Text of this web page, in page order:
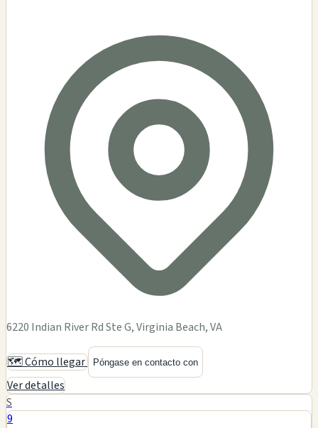
6220 Indian River Rd Ste G, Virginia Beach, VA
🗺️ Cómo llegar Póngase en contacto con
Ver detalles
S
9